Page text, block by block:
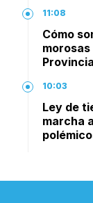
11:08
Cómo
Provincia
10:03
Ley de
marcha